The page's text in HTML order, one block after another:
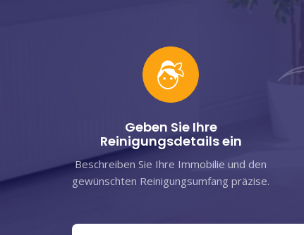
Geben Sie Ihre
Reinigungsdetails ein
Beschreiben Sie Ihre Immobilie und den
gewünschten Reinigungsumfang präzise.